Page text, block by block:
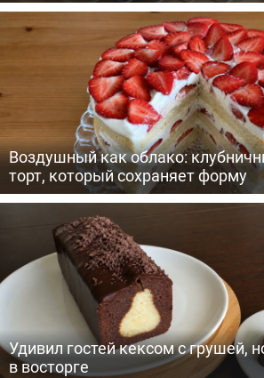
Воздушный как облако:
торт, который сохраняет форму
Удивил гостей кексом с грушей,
в восторге